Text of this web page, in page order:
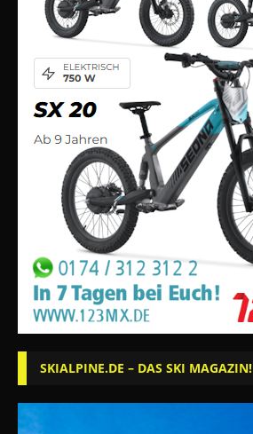
SKIALPINE.DE – DAS SKI MAGAZIN!